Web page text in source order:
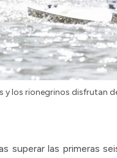
y los rionegrinos disfrutan
superar las primeras